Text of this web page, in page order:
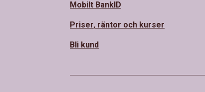
Mobilt BankID
Priser, räntor och kurser
Bli kund